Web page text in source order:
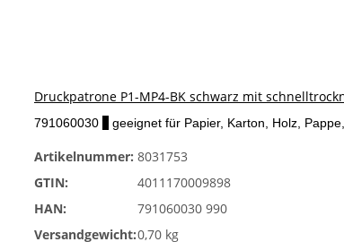
Druckpatrone P1-MP4-BK schwarz mit
791060030 geeignet für Papier, Karton, Holz,
Artikelnummer: 8031753
GTIN:
4011170009898
HAN:
791060030 990
Versandgewicht:0,70 kg